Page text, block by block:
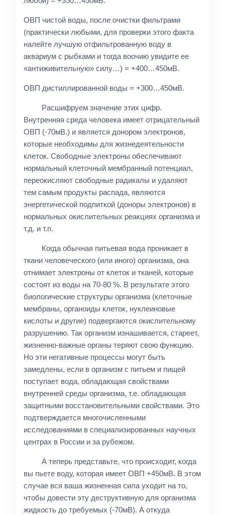
ОВП чистой воды, после очистки фильтрами
(практически любыми, для проверки этого факта
налейте лучшую отфильтрованную воду в
аквариум с рыбками и тогда воочию увидите ее
«антиживительную» силу…) = +400…450мВ.
ОВП дистиллированной воды = +300…450мВ.
Расшифруем значение этих цифр.
Внутренняя среда человека имеет отрицательный
ОВП (-70мВ.) и является донором электронов,
которые необходимы для жизнедеятельности
клеток. Свободные электроны обеспечивают
нормальный клеточный мембранный потенциал,
переокисляют свободные радикалы и удаляют
тем самым продукты распада, являются
энергетической подпиткой (доноры электронов) в
нормальных окислительных реакциях организма и
т.д. и т.п.
Когда обычная питьевая вода проникает в
ткани человеческого (или иного) организма, она
отнимает электроны от клеток и тканей, которые
состоят из воды на 70-80 %. В результате этого
биологические структуры организма (клеточные
мембраны, органоиды клеток, нуклеиновые
кислоты и другие) подвергаются окислительному
разрушению. Так организм изнашивается, стареет,
жизненно-важные органы теряют свою функцию.
Но эти негативные процессы могут быть
замедлены, если в организм с питьем и пищей
поступает вода, обладающая свойствами
внутренней среды организма, т.е. обладающая
защитными восстановительными свойствами. Это
подтверждается многочисленными
исследованиями в специализированных научных
центрах в России и за рубежом.
А теперь представьте, что происходит, когда
вы пьете воду, которая имеет ОВП +450мВ. В этом
случае вся ваша жизненная сила уходит на то,
чтобы довести эту деструктивную для организма
жидкость до требуемых (-70мВ). А откуда